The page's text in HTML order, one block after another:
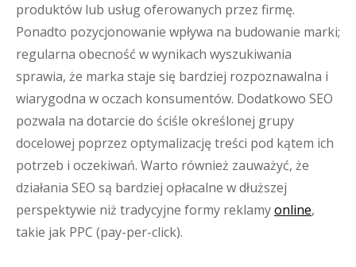
produktów lub usług oferowanych przez firmę.
Ponadto pozycjonowanie wpływa na budowanie marki;
regularna obecność w wynikach wyszukiwania
sprawia, że marka staje się bardziej rozpoznawalna i
wiarygodna w oczach konsumentów. Dodatkowo SEO
pozwala na dotarcie do ściśle określonej grupy
docelowej poprzez optymalizację treści pod kątem ich
potrzeb i oczekiwań. Warto również zauważyć, że
działania SEO są bardziej opłacalne w dłuższej
perspektywie niż tradycyjne formy reklamyonline,
takie jak PPC (pay-per-click).